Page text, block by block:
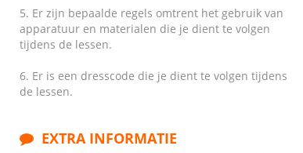
5. Er zijn bepaalde regels omtrent het gebruik van
apparatuur en materialen die je dient te volgen
tijdens de lessen.
6. Er is een dresscode die je dient te volgen tijdens
de lessen.
EXTRA INFORMATIE